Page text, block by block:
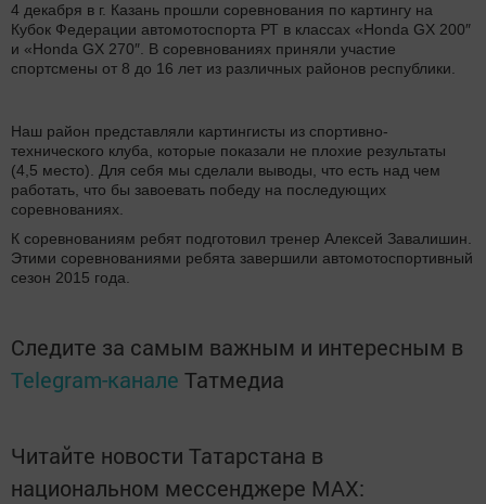
4 декабря в г. Казань прошли соревнования по картингу на
Кубок Федерации автомотоспорта РТ в классах «Honda GX 200″
и «Honda GX 270″. В соревнованиях приняли участие
спортсмены от 8 до 16 лет из различных районов республики.
Наш район представляли картингисты из спортивно-
технического клуба, которые показали не плохие результаты
(4,5 место). Для себя мы сделали выводы, что есть над чем
работать, что бы завоевать победу на последующих
соревнованиях.
К соревнованиям ребят подготовил тренер Алексей Завалишин.
Этими соревнованиями ребята завершили автомотоспортивный
сезон 2015 года.
Следите за самым важным и интересным в
Telegram-канале Татмедиа
Читайте новости Татарстана в
национальном мессенджере MАХ: